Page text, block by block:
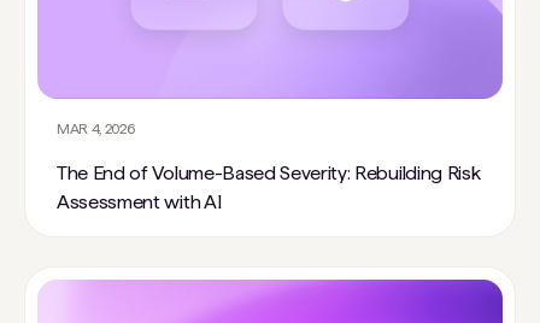
MAR 4, 2026
The End of Volume-Based Severity: Rebuilding Risk
Assessment with AI